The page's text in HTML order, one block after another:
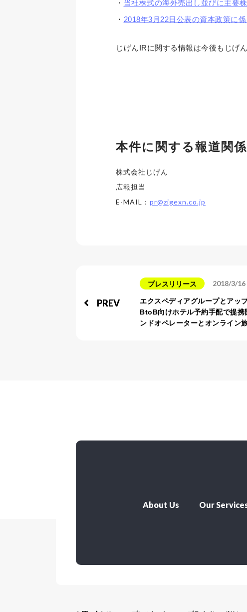
・ 当社株式の海外売出し並びに主要
・ 2018年3月22日公表の資本政策に
じげんIRに関する情報は今後もじげん
本件に関する報道関
株式会社じげん
広報担当
E-MAIL： pr@zigexn.co.jp
PREV
プレスリリース 2018/3/16
エクスペディアグループとアッ
BtoB向けホテル予約手配で提携
ンドオペレーターとオンライン
About Us Our